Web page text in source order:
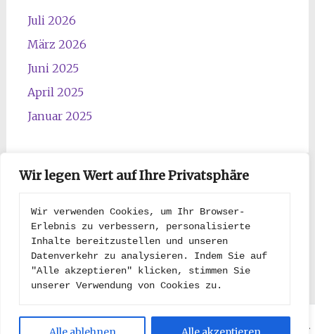
Wir legen Wert auf Ihre Privatsphäre
Wir verwenden Cookies, um Ihr Browser-
Erlebnis zu verbessern, personalisierte
Inhalte bereitzustellen und unseren
Datenverkehr zu analysieren. Indem Sie auf
"Alle akzeptieren" klicken, stimmen Sie
unserer Verwendung von Cookies zu.
Juli 2026
März 2026
Juni 2025
April 2025
Januar 2025
Kategorien
Kategorien
Copyright © 2026 Niekamps Briten-Rudel . All rights reserved.